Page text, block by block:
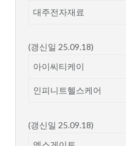
대주전자재료
(갱신일 25.09.18)
아이씨티케이
인피니트헬스케어
(갱신일 25.09.18)